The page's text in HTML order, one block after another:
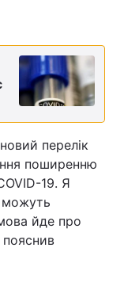
перелік
поширенню
19. Я
можуть
йде про